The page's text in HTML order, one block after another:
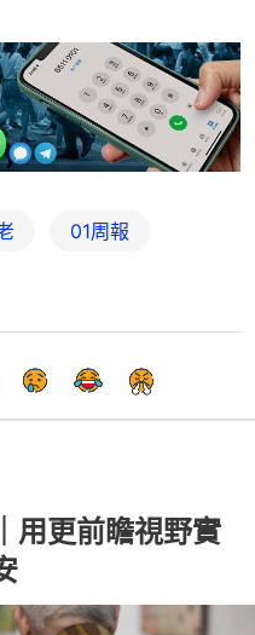
01周報
用更前瞻視野實